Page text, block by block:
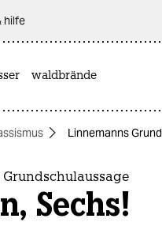
hilfe
waldbrände
Linnemanns
Sechs!